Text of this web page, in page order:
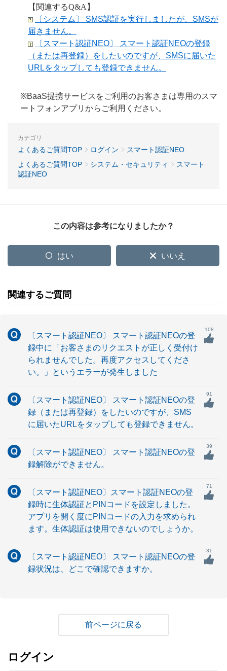
【関連するQ&A】
〔システム〕 SMS認証を実行しましたが、SMSが
届きません。
〔スマート認証NEO〕 スマート認証NEOの登録
（または再登録）をしたいのですが、SMSに届いた
URLをタップしても登録できません。
※BaaS提携サービスをご利用のお客さまは専用のスマ
ートフォンアプリからご利用ください。
カテゴリ
よくあるご質問TOP ログイン
スマート認証NEO
よくあるご質問TOP
システム・セキュリティ
スマート
認証NEO
この内容は参考になりましたか？
はい いいえ
関連するご質問
〔スマート認証NEO〕 スマート認証NEOの登
録中に「お客さまのリクエストが正しく受付け
られませんでした。再度アクセスしてくださ
い。」というエラーが発生しました
108
〔スマート認証NEO〕 スマート認証NEOの登
録（または再登録）をしたいのですが、SMS
に届いたURLをタップしても登録できません。
91
〔スマート認証NEO〕 スマート認証NEOの登
録解除ができません。
39
〔スマート認証NEO〕スマート認証NEOの登
録時に生体認証とPINコードを設定しました。
アプリを開く度にPINコードの入力を求められ
ます。生体認証は使用できないのでしょうか。
71
〔スマート認証NEO〕 スマート認証NEOの登
録状況は、どこで確認できますか。
31
戻る
ログイン